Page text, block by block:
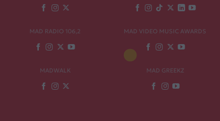
MAD RADIO 106,2 MAD VIDEO MUSIC AWARDS
MADWALK MAD GREEKZ